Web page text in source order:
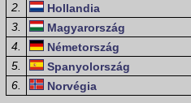
2.
Hollandia
3.
Magyarország
4.
Németország
5.
Spanyolország
6.
Norvégia